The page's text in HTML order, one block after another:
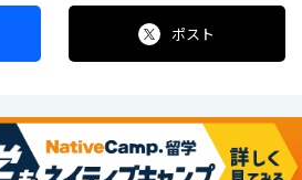
ポスト